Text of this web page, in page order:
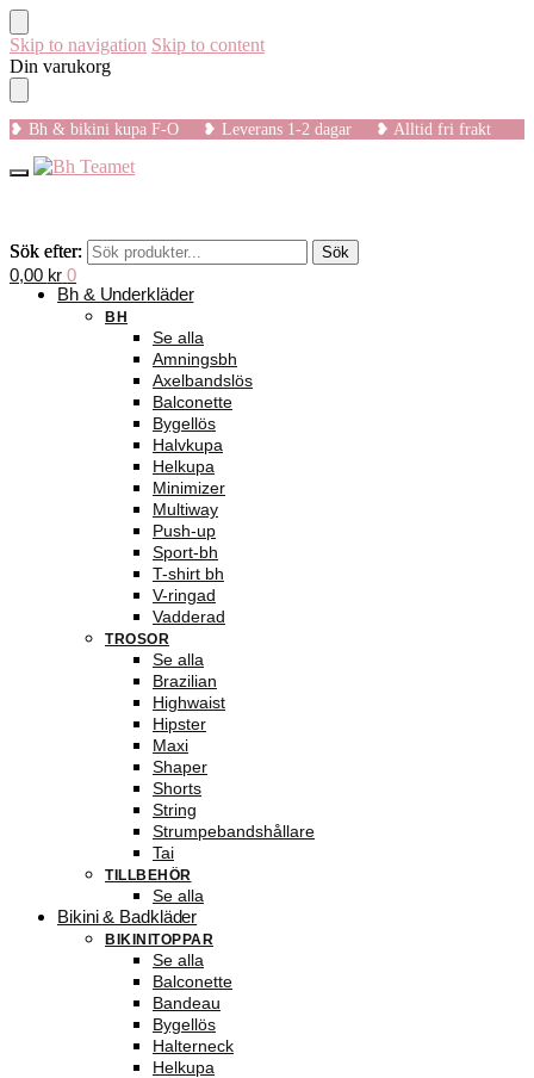
Skip to navigation Skip to content
Din varukorg
❥ Bh & bikini kupa F-O ❥ Leverans 1-2 dagar ❥ Alltid fri frakt
Sök efter: Sök
0,00 kr 0
Sök efter: Sök
Bh & Underkläder
BH
Se alla
Amningsbh
Axelbandslös
Balconette
Bygellös
Halvkupa
Helkupa
Minimizer
Multiway
Push-up
Sport-bh
T-shirt bh
V-ringad
Vadderad
TROSOR
Se alla
Brazilian
Highwaist
Hipster
Maxi
Shaper
Shorts
String
Strumpebandshållare
Tai
TILLBEHÖR
Se alla
Bikini & Badkläder
BIKINITOPPAR
Se alla
Balconette
Bandeau
Bygellös
Halterneck
Helkupa